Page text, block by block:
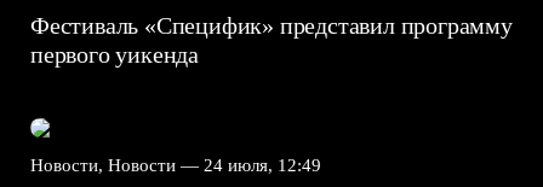
Фестиваль «Специфик» представил программу
первого уикенда
Новости, Новости — 24 июля, 12:49